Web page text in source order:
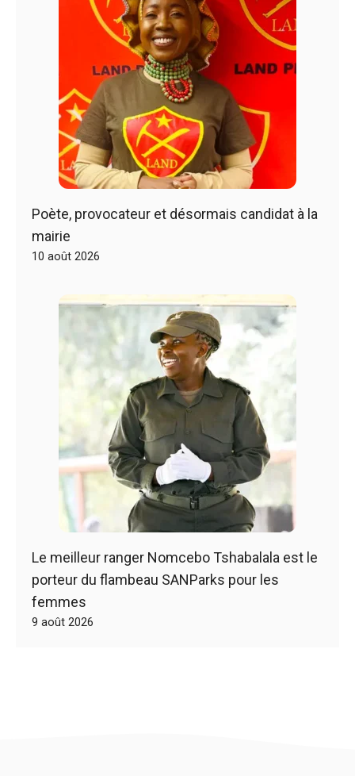
Poète, provocateur et désormais candidat à la
mairie
10 août 2026
Le meilleur ranger Nomcebo Tshabalala est le
porteur du flambeau SANParks pour les
femmes
9 août 2026